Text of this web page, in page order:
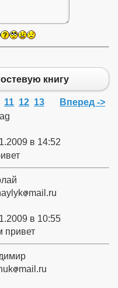
книгу
11 12 13
Вперед ->
в 14:52
mail.ru
в 10:55
привет
mail.ru